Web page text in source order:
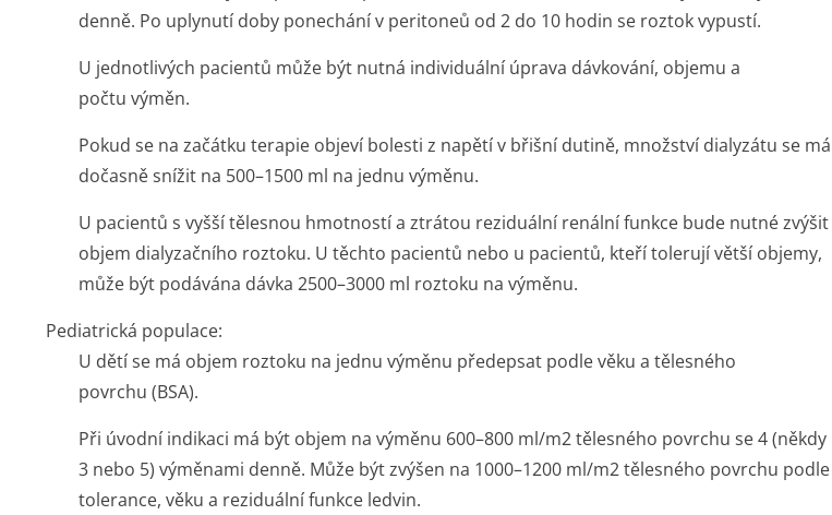
denně. Po uplynutí doby ponechání v peritoneů od 2 do 10 hodin se roztok vypustí.
U jednotlivých pacientů může být nutná individuální úprava dávkování, objemu a
počtu výměn.
Pokud se na začátku terapie objeví bolesti z napětí v břišní dutině, množství dialyzátu se má
dočasně snížit na 500–1500 ml na jednu výměnu.
U pacientů s vyšší tělesnou hmotností a ztrátou reziduální renální funkce bude nutné zvýšit
objem dialyzačního roztoku. U těchto pacientů nebo u pacientů, kteří tolerují větší objemy,
může být podávána dávka 2500–3000 ml roztoku na výměnu.
Pediatrická populace:
U dětí se má objem roztoku na jednu výměnu předepsat podle věku a tělesného
povrchu (BSA).
Při úvodní indikaci má být objem na výměnu 600–800 ml/m2tělesného povrchu se 4 (někdy
3 nebo 5) výměnami denně. Může být zvýšen na 1000–1200 ml/m2tělesného povrchu podle
tolerance, věku a reziduální funkce ledvin.